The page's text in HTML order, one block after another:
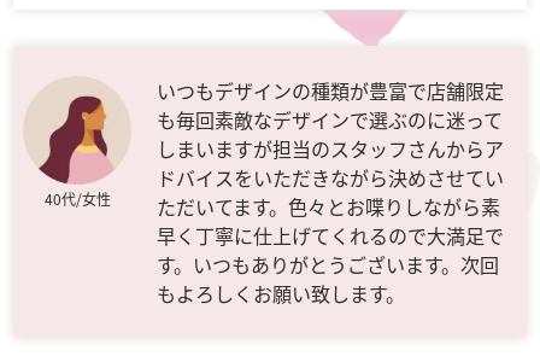
40代/女性
いつもデザインの種類が豊富で店舗限定
も毎回素敵なデザインで選ぶのに迷って
しまいますが担当のスタッフさんからア
ドバイスをいただきながら決めさせてい
ただいてます。色々とお喋りしながら素
早く丁寧に仕上げてくれるので大満足で
す。いつもありがとうございます。次回
もよろしくお願い致します。